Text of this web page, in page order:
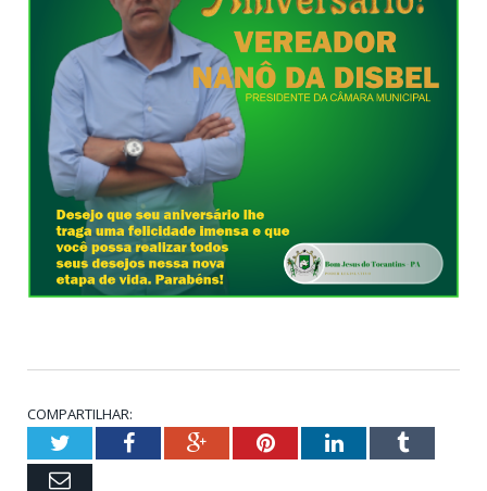
COMPARTILHAR:
TwitterFacebookGoogle+PinterestLinkedInTumblr
Email